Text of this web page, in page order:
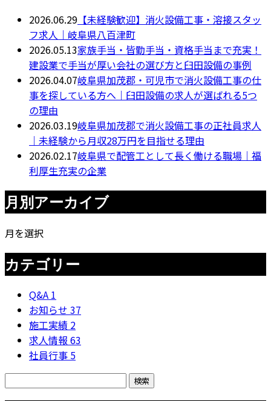
2026.06.29 【未経験歓迎】消火設備工事・溶接スタッ
フ求人｜岐阜県八百津町
2026.05.13家族手当・皆勤手当・資格手当まで充実！
建設業で手当が厚い会社の選び方と臼田設備の事例
2026.04.07岐阜県加茂郡・可児市で消火設備工事の仕
事を探している方へ｜臼田設備の求人が選ばれる5つ
の理由
2026.03.19岐阜県加茂郡で消火設備工事の正社員求人
｜未経験から月収28万円を目指せる理由
2026.02.17岐阜県で配管工として長く働ける職場｜福
利厚生充実の企業
月別アーカイブ
月を選択
カテゴリー
Q&A 1
お知らせ 37
施工実績 2
求人情報 63
社員行事 5